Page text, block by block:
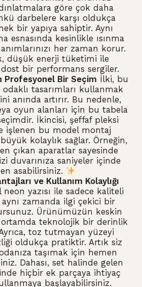
göre çok daha
darbelere karşı oldukça
bir yapıya sahiptir. Aynı
esnasında kesinlikle ısınma
her zaman korur.
düşük enerji tüketimi ile
bir performans sergiler.
Profesyonel Bir Seçim İlki, bu
tasarımları kullanmak
anında artırır. Bu nedenle,
oyun alanları için bu tabela
İkincisi,şeffaf pleksi
işlenen bu model montaj
kolaylık sağlar. Örneğin,
çıkan aparatlar sayesinde
duvarınıza saniyeler içinde
asabilirsiniz.
ve Kullanım Kolaylığı
neon yazısı ile sadece kaliteli
aynı zamanda ilgi çekici bir
Ürünümüzün keskin
ortamda teknolojik bir derinlik
toz tutmayan yüzeyi
oldukça pratiktir. Artık siz
taşımak için hemen
Dahası,set halinde gelen
hiçbir ek parçaya ihtiyaç
başlayabilirsiniz.